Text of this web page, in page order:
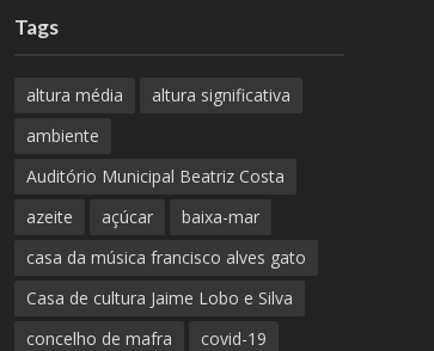
Tags
altura média
altura significativa
ambiente
Auditório Municipal Beatriz Costa
azeite
açúcar
baixa-mar
casa da música francisco alves gato
Casa de cultura Jaime Lobo e Silva
concelho de mafra
covid-19